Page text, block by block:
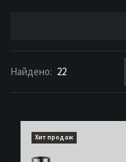
Найдено: 22
Хит продаж